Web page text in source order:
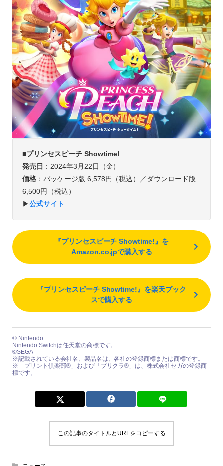
■プリンセスピーチ Showtime!
発売日 ：2024年3月22日（金）
価格：パッケージ版 6,578円（税込）／ダウンロード版
6,500円（税込）
▶︎公式サイト
『プリンセスピーチ Showtime!』を
Amazon.co.jpで購入する
『プリンセスピーチ Showtime!』を楽天ブック
スで購入する
© Nintendo
Nintendo Switchは任天堂の商標です。
©SEGA
※記載されている会社名、製品名は、各社の登録商標または商標です。
※「プリント倶楽部®」および「プリクラ®」は、株式会社セガの登録商
標です。
この記事のタイトルとURLをコピーする